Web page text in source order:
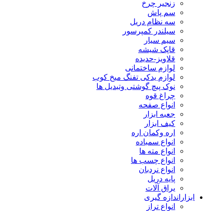
زنجیر چرخ
سم پاش
سه نظام دریل
سیلندر کمپرسور
سیم سیار
قاپک شیشه
قلاویز-حدیده
لوازم ساختمانی
لوازم یدکی تفنگ میخ کوب
نوک پیچ گوشتی وتبدیل ها
چراغ قوه
انواع صفحه
جعبه ابزار
کیف ابزار
اره وکمان اره
انواع سمباده
انواع مته ها
انواع چسب ها
انواع نردبان
پایه دریل
یراق آلات
ابزاراندازه گیری
انواع تراز